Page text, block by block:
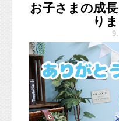
めお休みとなりま
ご注意ください。
今日ご紹介するお写
1歳の頃から撮影に
新スタジオについ
https://
お子さまの成
り
9.